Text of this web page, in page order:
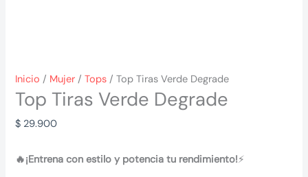
Inicio / Mujer /Tops / Top Tiras Verde Degrade
Top Tiras Verde Degrade
$ 29.900
🔥¡Entrena con estilo y potencia tu rendimiento!⚡